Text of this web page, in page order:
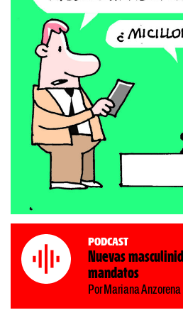
Podcast
Nuevas
mandatos
Por Mariana Anzorena